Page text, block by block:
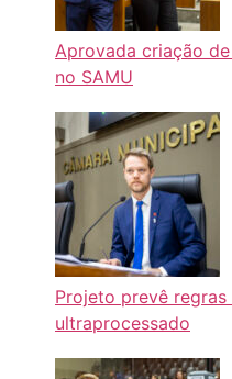
Aprovada criação
no SAMU
Projeto prevê
ultraprocessado